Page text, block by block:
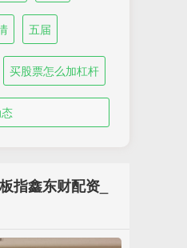
五届
买股票怎么加杠杆
指鑫东财配资_